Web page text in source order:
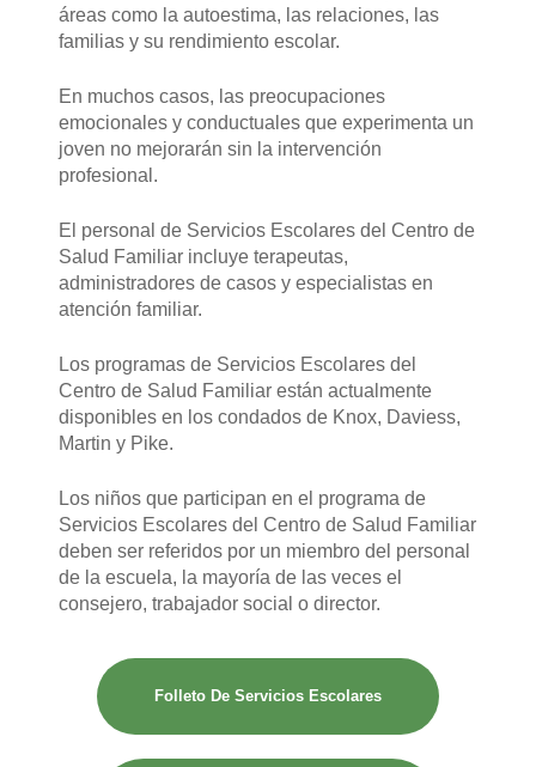
áreas como la autoestima, las relaciones, las
familias y su rendimiento escolar.
En muchos casos, las preocupaciones
emocionales y conductuales que experimenta un
joven no mejorarán sin la intervención
profesional.
El personal de Servicios Escolares del Centro de
Salud Familiar incluye terapeutas,
administradores de casos y especialistas en
atención familiar.
Los programas de Servicios Escolares del
Centro de Salud Familiar están actualmente
disponibles en los condados de Knox, Daviess,
Martin y Pike.
Los niños que participan en el programa de
Servicios Escolares del Centro de Salud Familiar
deben ser referidos por un miembro del personal
de la escuela, la mayoría de las veces el
consejero, trabajador social o director.
Folleto De Servicios Escolares